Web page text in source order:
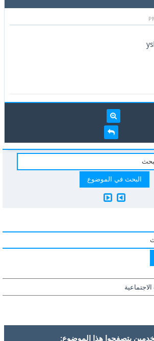
يتصفحوا هذا الموضوع: